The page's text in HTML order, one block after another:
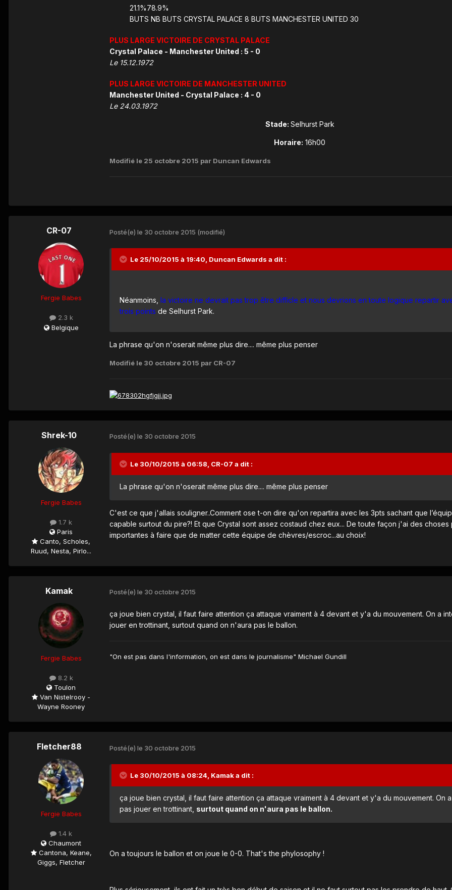
21.1%78.9%
BUTS NB BUTS CRYSTAL PALACE 8 BUTS MANCHESTER UNITED 30
PLUS LARGE VICTOIRE DE CRYSTAL PALACE
Crystal Palace - Manchester United : 5 - 0
Le 15.12.1972
PLUS LARGE VICTOIRE DE MANCHESTER UNITED
Manchester United - Crystal Palace : 4 - 0
Le 24.03.1972
Stade: Selhurst Park
Horaire: 16h00
Modifié le 25 octobre 2015 par Duncan Edwards
CR-07
Fergie Babes
2.3 k
Belgique
Posté(e) le 30 octobre 2015 (modifié)
Le 25/10/2015 à 19:40, Duncan Edwards a dit :
Néanmoins, la victoire ne devrait pas trop être difficle et nous devrions en toute logique repartir
trois points de Selhurst Park.
La phrase qu'on n'oserait même plus dire.... même plus penser
Modifié le 30 octobre 2015 par CR-07
Shrek-10
Fergie Babes
1.7 k
Paris
Canto, Scholes,
Ruud, Nesta, Pirlo...
Posté(e) le 30 octobre 2015
Le 30/10/2015 à 06:58, CR-07 a dit :
La phrase qu'on n'oserait même plus dire.... même plus penser
C'est ce que j'allais souligner..Comment ose t-on dire qu'on repartira avec les 3pts sachant que
capable surtout du pire?! Et que Crystal sont assez costaud chez eux... De toute façon j'ai des choses
importantes à faire que de matter cette équipe de chèvres/escroc...au choix!
Kamak
Fergie Babes
8.2 k
Toulon
Van Nistelrooy -
Wayne Rooney
Posté(e) le 30 octobre 2015
ça joue bien crystal, il faut faire attention ça attaque vraiment à 4 devant et y'a du mouvement. On a
jouer en trottinant, surtout quand on n'aura pas le ballon.
"On est pas dans l'information, on est dans le journalisme" Michael Gundill
Fletcher88
Fergie Babes
1.4 k
Chaumont
Cantona, Keane,
Giggs, Fletcher
Posté(e) le 30 octobre 2015
Le 30/10/2015 à 08:24, Kamak a dit :
ça joue bien crystal, il faut faire attention ça attaque vraiment à 4 devant et y'a du mouvement. On
pas jouer en trottinant, surtout quand on n'aura pas le ballon.
On a toujours le ballon et on joue le 0-0. That's the phylosophy !